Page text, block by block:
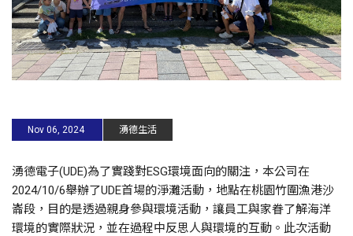
Nov 06, 2024 湧德生活
湧德電子(UDE)為了實踐對ESG環境面向的關注，本公司在
2024/10/6舉辦了UDE首場的淨灘活動，地點在桃園竹圍漁港沙
崙段，目的是透過親身參與環境活動，讓員工與家眷了解海洋
環境的實際狀況，並在過程中反思人與環境的互動。此次活動